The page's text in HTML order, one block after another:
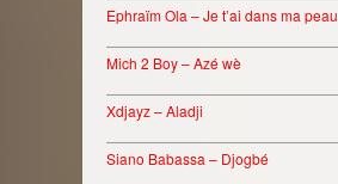
Ephraïm Ola – Je t’ai dans ma peau
Mich 2 Boy – Azé wè
Xdjayz – Aladji
Siano Babassa – Djogbé